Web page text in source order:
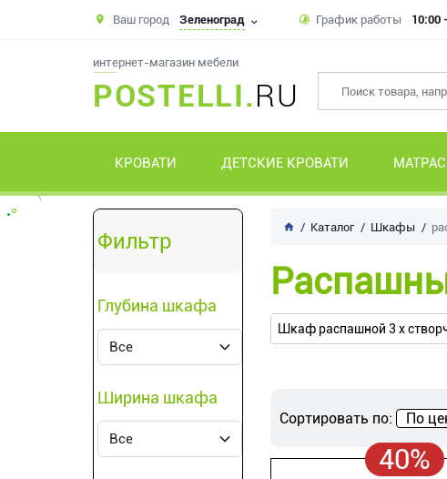
Ваш город Зеленоград График работы 10:00
интернет-магазин мебели
POSTELLI.RU
КРОВАТИ ДЕТСКИЕ КРОВАТИ
Фильтр
Глубина шкафа
Ширина шкафа
Каталог Шкафы
Шкаф распашной 3 х
Сортировать по: По
40%